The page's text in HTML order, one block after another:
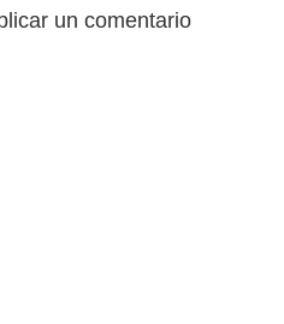
un comentario